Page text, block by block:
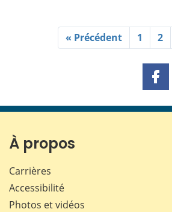
« Précédent 1 2
À propos
Carrières
Accessibilité
Photos et vidéos